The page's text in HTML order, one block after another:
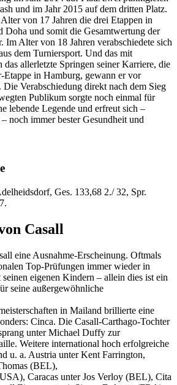
und im Jahr 2015 auf dem dritten Platz.
von 17 Jahren die drei Etappen in
Doha und somit die Gesamtwertung der
Im Alter von 18 Jahren verabschiedete sich
dem Turniersport. Und das mit
das allerletzte Springen seiner Karriere, die
in Hamburg, gewann er vor
Die Verabschiedung direkt nach dem Sieg
Publikum sorgte noch einmal für
lebende Legende und erfreut sich –
noch immer bester Gesundheit und
Ges. 133,68 2./ 32, Spr.
Casall
eine Ausnahme-Erscheinung. Oftmals
Top-Prüfungen immer wieder in
eigenen Kindern – allein dies ist ein
seine außergewöhnliche
in Mailand brillierte eine
Cinca. Die Casall-Carthago-Tochter
unter Michael Duffy zur
Weitere international hoch erfolgreiche
u. a. Austria unter Kent Farrington,
(BEL),
Caracas unter Jos Verloy (BEL), Cita